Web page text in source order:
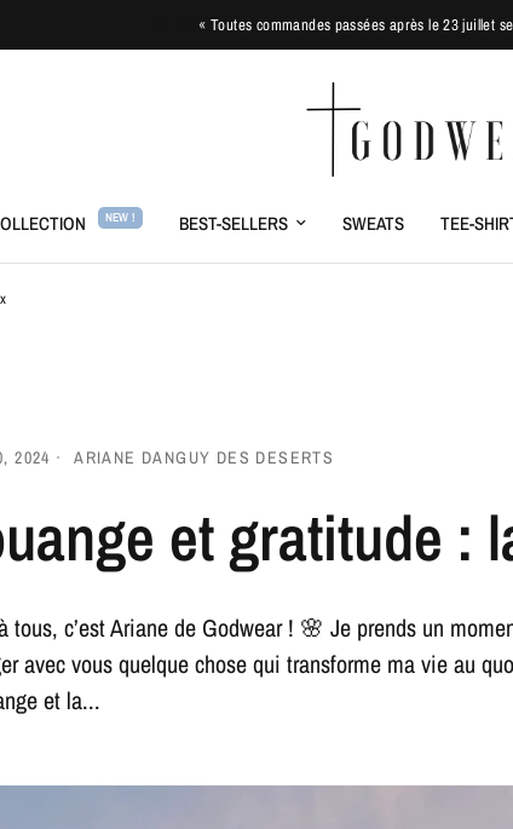
« Toutes commandes passées après le 23 juillet
NEW ! BEST-SELLERS SWEATS TEE-
2024 ARIANE DANGUY DES DESERTS
et gratitude :
tous, c’est Ariane de Godwear ! 🌸 Je prends un
avec vous quelque chose qui transforme ma vie au
et la...